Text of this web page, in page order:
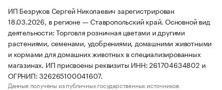
ИП Безруков Сергей Николаевич зарегистрирован
18.03.2026, в регионе — Ставропольский край. Основной вид
деятельности: Торговля розничная цветами и другими
растениями, семенами, удобрениями, домашними животными
и кормами для домашних животных в специализированных
магазинах. ИП присвоены реквизиты ИНН: 261704634802 и
ОГРНИП: 326265100041607.
Данные получены из публичных государственных источников.